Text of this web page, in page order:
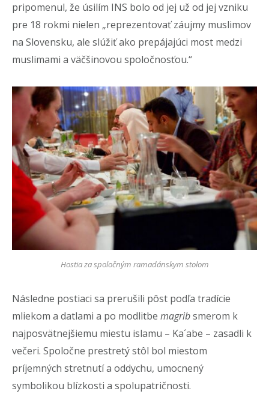
pripomenul, že úsilím INS bolo od jej už od jej vzniku
pre 18 rokmi nielen „reprezentovať záujmy muslimov
na Slovensku, ale slúžiť ako prepájajúci most medzi
muslimami a väčšinovou spoločnosťou.“
Hostia za spoločným ramadánskym stolom
Následne postiaci sa prerušili pôst podľa tradície
mliekom a datlami a po modlitbe magribsmerom k
najposvätnejšiemu miestu islamu – Ka´abe – zasadli k
večeri. Spoločne prestretý stôl bol miestom
príjemných stretnutí a oddychu, umocnený
symbolikou blízkosti a spolupatričnosti.